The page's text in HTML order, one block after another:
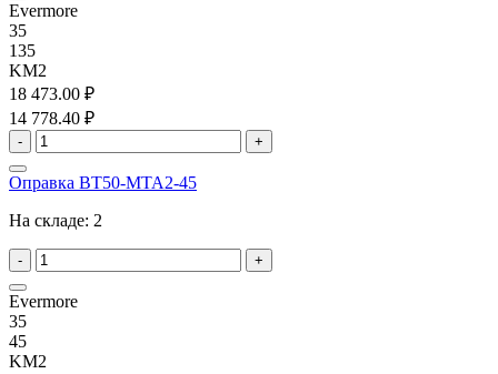
Evermore
35
135
KM2
18 473.00 ₽
14 778.40 ₽
- +
Оправка BT50-MTA2-45
На складе: 2
- +
Evermore
35
45
KM2